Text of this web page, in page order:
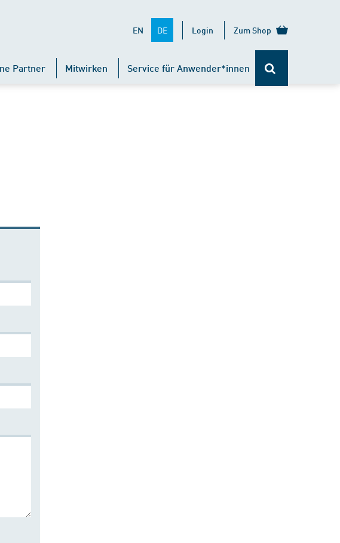
EN DE Login Zum Shop
Partner Mitwirken Service für Anwender*innen